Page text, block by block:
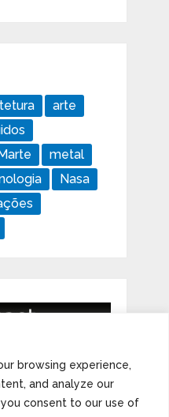
browsing experience,
and analyze our
consent to our use of
arte
Marte
metal
Nasa